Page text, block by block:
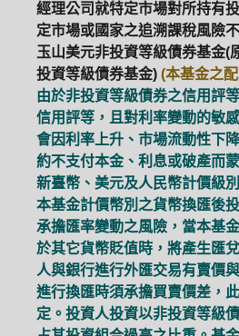
經理公司就特定市場對所持有
定市場或國家之追溯課稅風險
玉山美元非投資等級債券基金(
投資等級債券基金) (本基金之
由於非投資等級債券之信用評
信用評等，且對利率變動的敏
會因利率上升、市場流動性下
約不支付本金、利息或破產而
新臺幣、美元及人民幣計價級
本基金計價幣別之貨幣換匯後
承擔匯率變動之風險，當本基
於其它貨幣貶值時，將產生匯
人與銀行進行外匯交易有賣價
進行換匯時須承擔買賣價差，
定。投資人投資以非投資等級